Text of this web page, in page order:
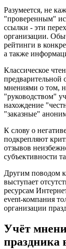
Разумеется, не
"проверенным"
ссылки - эти
организации.
рейтинги в
а также
Классическое
предварительной
мнениями о том,
"руководством"
нахождение
"заказные"
К слову о
подкрепляют
отзывов
субъективности
Другим поводом
выступает
ресурсам
event-компания
организации
Учёт
праздника